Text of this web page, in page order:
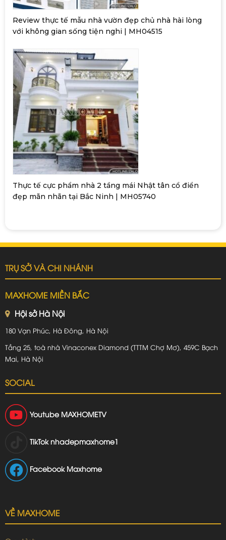
Review thực tế mẫu nhà vườn đẹp chủ nhà hài lòng
với không gian sống tiện nghi | MH04515
Thực tế cực phẩm nhà 2 tầng mái Nhật tân cổ điển
đẹp mãn nhãn tại Bắc Ninh | MH05740
TRỤ SỞ VÀ CHI NHÁNH
MAXHOME MIỀN BẮC
Hội sở Hà Nội
180 Vạn Phúc, Hà Đông, Hà Nội
Tầng 25, toà nhà Vinaconex Diamond (TTTM Chợ Mơ), 459C Bạch
Mai, Hà Nội
SOCIAL
Youtube MAXHOMETV
TikTok nhadepmaxhome1
Facebook Maxhome
VỀ MAXHOME